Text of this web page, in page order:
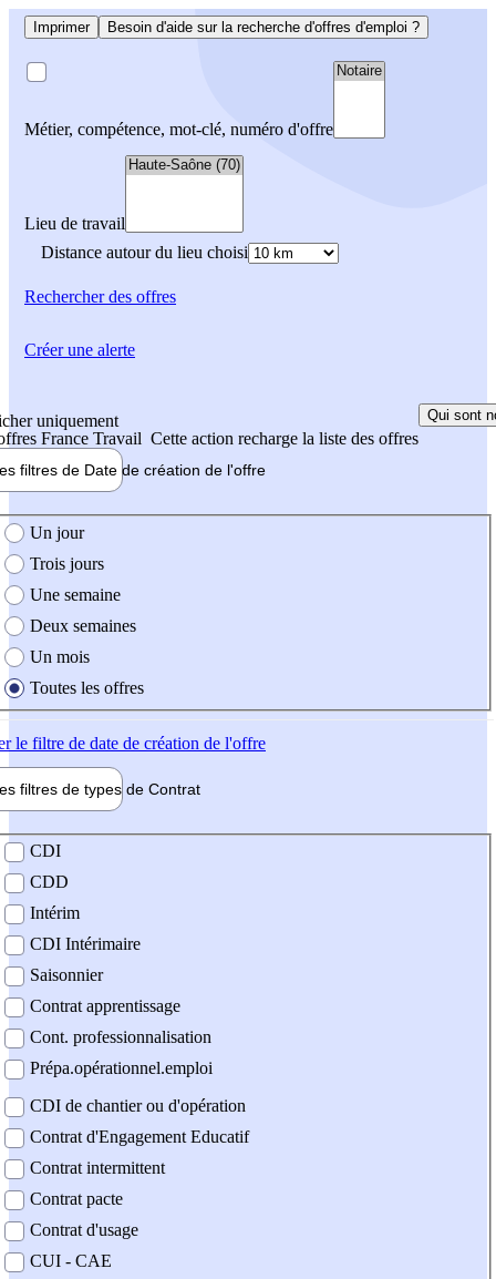
Imprimer Besoin d'aide sur la recherche d'offres d'emploi ?
Métier, compétence, mot-clé, numéro d'offre
Lieu de travail
Distance autour du lieu choisi
Rechercherdes offres
uniquement
France Travail Cette action recharge la liste des offres
Qui sont
filtres de Date de création de l'offre
création de l'offre
Un jour
Trois jours
Une semaine
Deux semaines
Un mois
Toutes les offres
le filtre de date de création de l'offre
filtres de types de Contrat
contrat
CDI
CDD
Intérim
CDI Intérimaire
Saisonnier
Contrat apprentissage
Cont. professionnalisation
Prépa.opérationnel.emploi
CDI de chantier ou d'opération
Contrat d'Engagement Educatif
Contrat intermittent
Contrat pacte
Contrat d'usage
CUI - CAE
Créer une alerte